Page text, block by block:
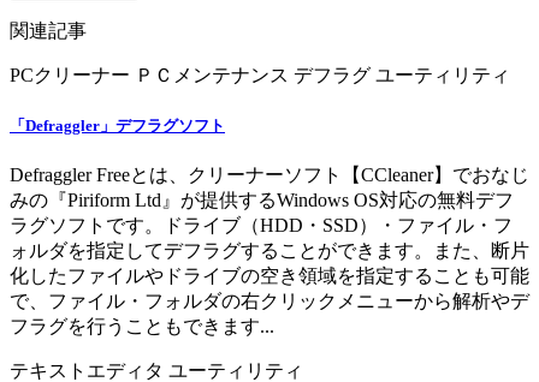
関連記事
PCクリーナー ＰＣメンテナンス デフラグ ユーティリティ
「Defraggler」デフラグソフト
Defraggler Freeとは、クリーナーソフト【CCleaner】でおなじ
みの『Piriform Ltd』が提供するWindows OS対応の無料デフ
ラグソフトです。ドライブ（HDD・SSD）・ファイル・フ
ォルダを指定してデフラグすることができます。また、断片
化したファイルやドライブの空き領域を指定することも可能
で、ファイル・フォルダの右クリックメニューから解析やデ
フラグを行うこともできます...
テキストエディタ ユーティリティ